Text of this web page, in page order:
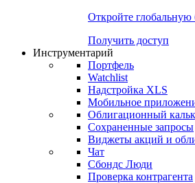
Откройте глобальную
Получить доступ
Инструментарий
Портфель
Watchlist
Надстройка XLS
Мобильное
Облигационный
Сохраненные запросы
Виджеты акций и
Чат
Сбондс Люди
Проверка контрагента